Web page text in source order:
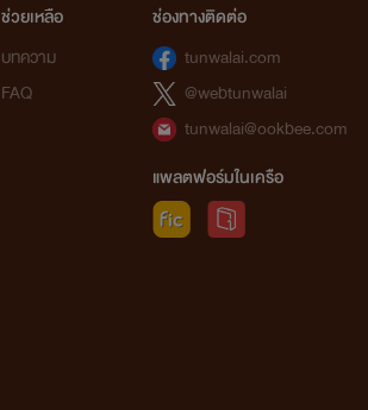
ช่วยเหลือ
บทความ
FAQ
ช่องทางติดต่อ
tunwalai.com
@webtunwalai
tunwalai@ookbee.com
แพลตฟอร์มในเครือ